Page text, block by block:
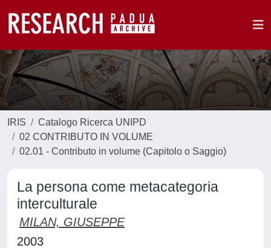
IRIS
Catalogo Ricerca UNIPD
02 CONTRIBUTO IN VOLUME
02.01 - Contributo in volume (Capitolo o Saggio)
La persona come metacategoria
interculturale
MILAN, GIUSEPPE
2003